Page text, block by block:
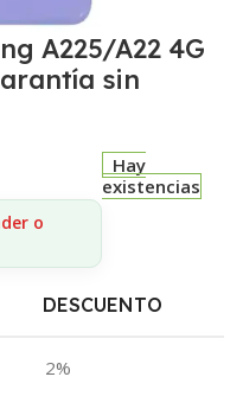
A225/A22 4G
sin
o
Hay
existencias
DESCUENTO
2%